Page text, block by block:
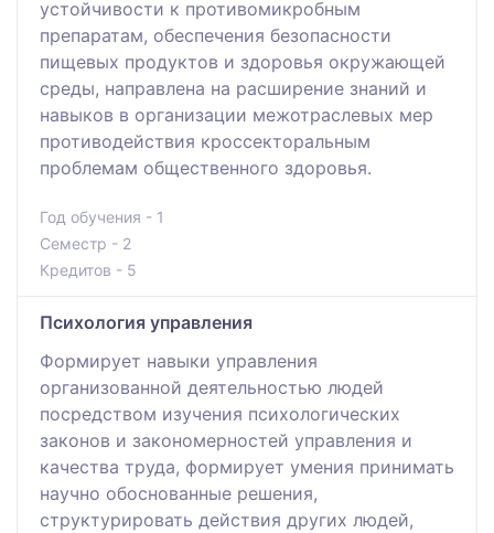
устойчивости к противомикробным
препаратам, обеспечения безопасности
пищевых продуктов и здоровья окружающей
среды, направлена на расширение знаний и
навыков в организации межотраслевых мер
противодействия кроссекторальным
проблемам общественного здоровья.
Год обучения - 1
Семестр - 2
Кредитов - 5
Психология управления
Формирует навыки управления
организованной деятельностью людей
посредством изучения психологических
законов и закономерностей управления и
качества труда, формирует умения принимать
научно обоснованные решения,
структурировать действия других людей,